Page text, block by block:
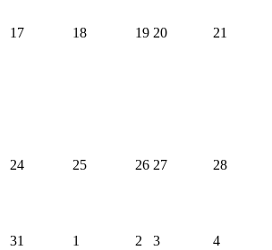
17 18 19 20 21
24 25 26 27 28
31 1 2 3 4